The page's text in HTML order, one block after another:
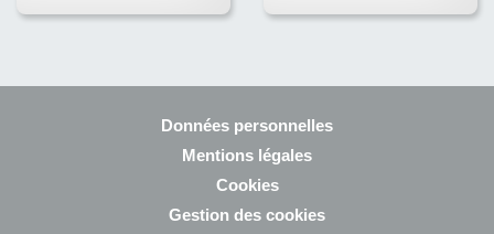
Données personnelles
Mentions légales
Cookies
Gestion des cookies